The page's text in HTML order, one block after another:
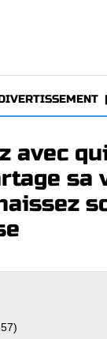
|
avec
sa